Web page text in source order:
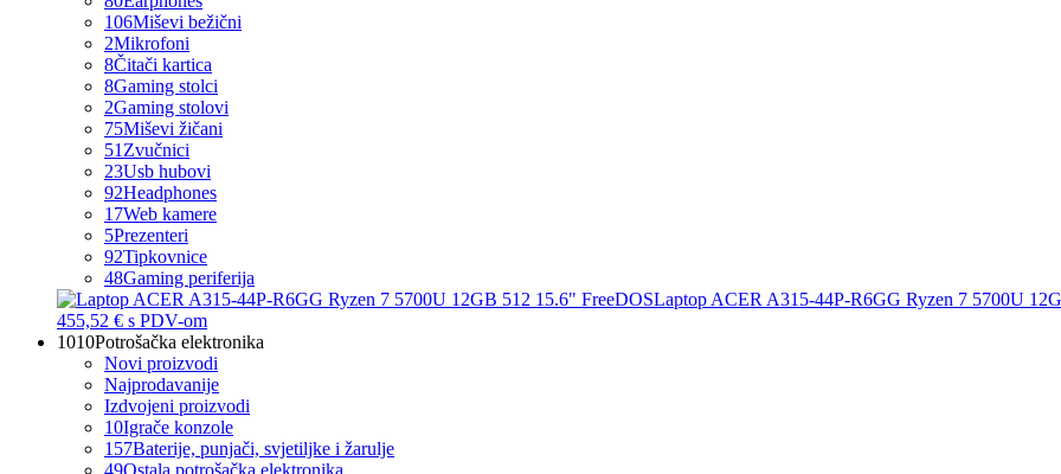
106Miševi bežični
2Mikrofoni
8Čitači kartica
8Gaming stolci
2Gaming stolovi
75Miševi žičani
51 Zvučnici
23Usb hubovi
92Headphones
17Web kamere
5Prezenteri
92Tipkovnice
48Gaming periferija
Laptop ACER A315-44P-R6GG Ryzen 7 5700U
455,52 € s PDV-om
1010Potrošačka elektronika
Novi proizvodi
Najprodavanije
Izdvojeni proizvodi
10Igrače konzole
157Baterije, punjači, svjetiljke i žarulje
49Ostala potrošačka elektronika